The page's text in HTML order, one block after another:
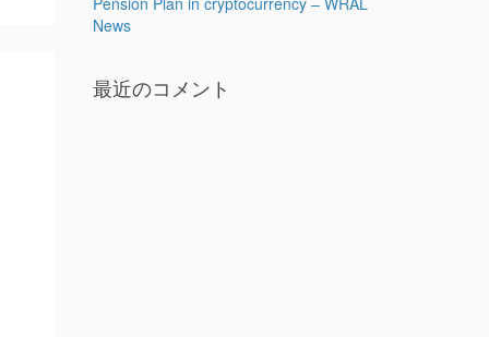
News
最近のコメント